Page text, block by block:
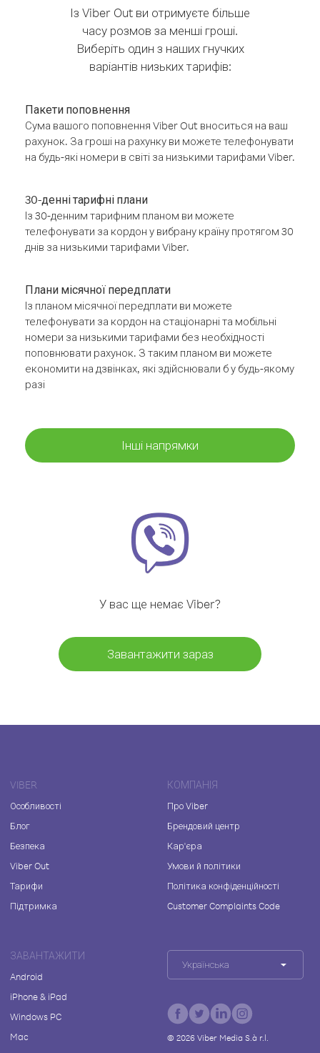
Із Viber Out ви отримуєте більше
часу розмов за менші гроші.
Виберіть один з наших гнучких
варіантів низьких тарифів:
Пакети поповнення
Сума вашого поповнення Viber Out вноситься на ваш
рахунок. За гроші на рахунку ви можете телефонувати
на будь-які номери в світі за низькими тарифами Viber.
30-денні тарифні плани
Із 30-денним тарифним планом ви можете
телефонувати за кордон у вибрану країну протягом 30
днів за низькими тарифами Viber.
Плани місячної передплати
Із планом місячної передплати ви можете
телефонувати за кордон на стаціонарні та мобільні
номери за низькими тарифами без необхідності
поповнювати рахунок. З таким планом ви можете
економити на дзвінках, які здійснювали б у будь-якому
разі
Інші напрямки
У вас ще немає Viber?
Завантажити зараз
VIBER
Особливості
Блог
Безпека
Viber Out
Тарифи
Підтримка
КОМПАНІЯ
Про Viber
Брендовий центр
Кар'єра
Умови й політики
Політика конфіденційності
Customer Complaints Code
ЗАВАНТАЖИТИ
Android
iPhone & iPad
Windows PC
Mac
Українська
© 2026Viber Media S.à r.l.